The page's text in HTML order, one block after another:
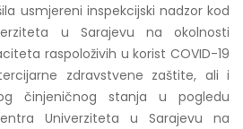
usmjereni inspekcijski nadzor kod
u Sarajevu na okolnosti
raspoloživih u korist COVID-19
zdravstvene zaštite, ali i
činjeničnog stanja u pogledu
Univerziteta u Sarajevu na